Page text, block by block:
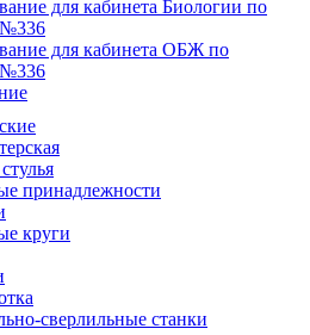
для кабинета Биологии по
№336
для кабинета ОБЖ по
№336
принадлежности
круги
сверлильные станки